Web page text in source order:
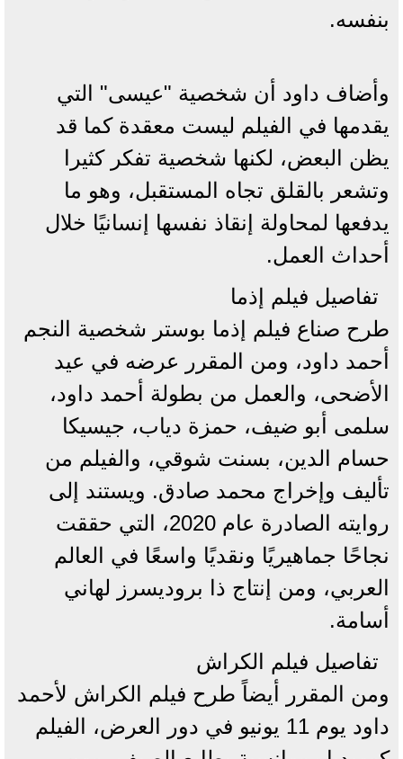
بنفسه.
وأضاف داود أن شخصية "عيسى" التي
يقدمها في الفيلم ليست معقدة كما قد
يظن البعض، لكنها شخصية تفكر كثيرا
وتشعر بالقلق تجاه المستقبل، وهو ما
يدفعها لمحاولة إنقاذ نفسها إنسانيًا خلال
أحداث العمل.
تفاصيل فيلم إذما
طرح صناع فيلم إذما بوستر شخصية النجم
أحمد داود، ومن المقرر عرضه في عيد
الأضحى، والعمل من بطولة أحمد داود،
سلمى أبو ضيف، حمزة دياب، جيسيكا
حسام الدين، بسنت شوقي، والفيلم من
تأليف وإخراج محمد صادق. ويستند إلى
روايته الصادرة عام 2020، التي حققت
نجاحًا جماهيريًا ونقديًا واسعًا في العالم
العربي، ومن إنتاج ذا بروديسرز لهاني
أسامة.
تفاصيل فيلم الكراش
ومن المقرر أيضاً طرح فيلم الكراش لأحمد
داود يوم 11 يونيو في دور العرض، الفيلم